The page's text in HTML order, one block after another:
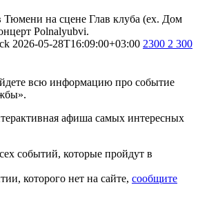
Тюмени на сцене Глав клуба (ex. Дом
Polnalyubvi.
2026-05-28T16:09:00+03:00 2300 2 300
всю информацию про событие
афиша самых интересных
событий, которые пройдут в
которого нет на сайте, сообщите